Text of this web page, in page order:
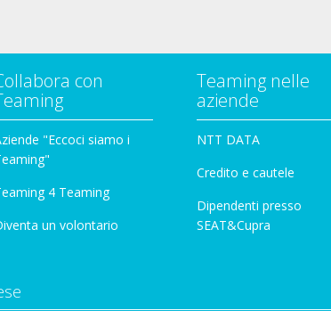
con
"Eccoci siamo i
4 Teaming
un volontario
Teaming nelle
aziende
NTT DATA
Credito e cautele
Dipendenti presso
SEAT&Cupra